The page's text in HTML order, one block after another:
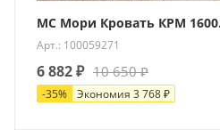
МС Мори Кровать КРМ
Арт.: 100059271
6 882₽ 10 650₽
-35% Экономия 3 768₽